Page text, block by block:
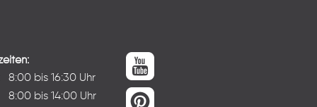
8:00 bis 16:30 Uhr
8:00 bis 14:00 Uhr